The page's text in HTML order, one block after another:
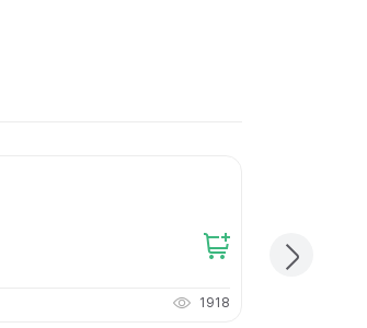
1918
11,000
3,666